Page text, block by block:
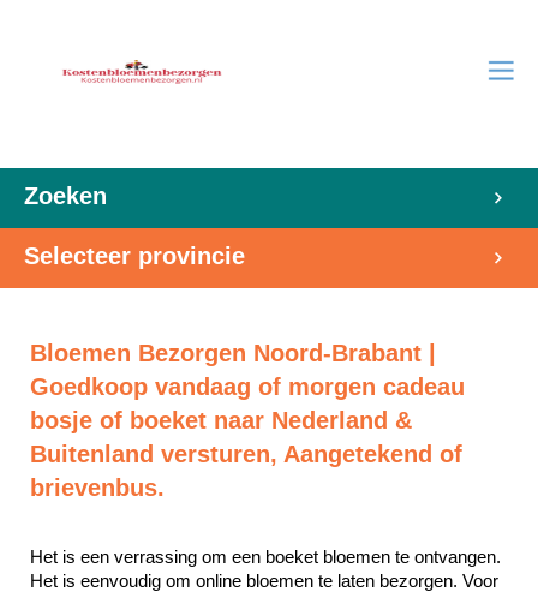
Zoeken
Selecteer provincie
Bloemen Bezorgen Noord-Brabant |
Goedkoop vandaag of morgen cadeau
bosje of boeket naar Nederland &
Buitenland versturen, Aangetekend of
brievenbus.
Het is een verrassing om een boeket bloemen te ontvangen.
Het is eenvoudig om online bloemen te laten bezorgen. Voor